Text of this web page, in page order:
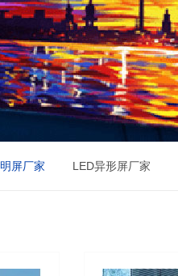
屏厂家 LED异形屏厂家